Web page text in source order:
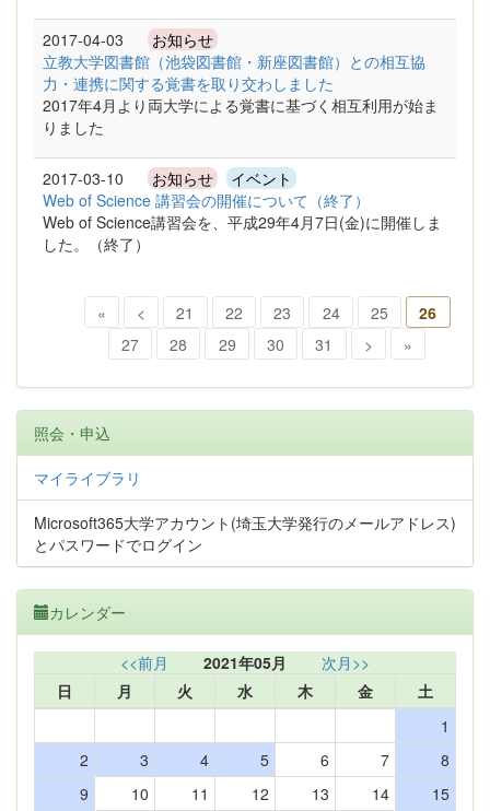
2017-04-03 お知らせ
立教大学図書館（池袋図書館・新座図書館）との相互協
力・連携に関する覚書を取り交わしました
2017年4月より両大学による覚書に基づく相互利用が始ま
りました
2017-03-10 お知らせ イベント
Web of Science 講習会の開催について（終了）
Web of Science講習会を、平成29年4月7日(金)に開催しま
した。（終了）
« < 21 22 23 24 25
26
27
28 29 30 31 > »
照会・申込
マイライブラリ
Microsoft365大学アカウント(埼玉大学発行のメールアドレス)
とパスワードでログイン
カレンダー
<<前月 2021年05月
次月>>
日
月 火 水 木 金
土
1
2
3 4 5 6 7
8
9
10 11 12 13 14
15